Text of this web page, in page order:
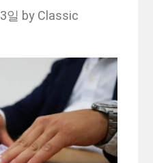
일 by Classic